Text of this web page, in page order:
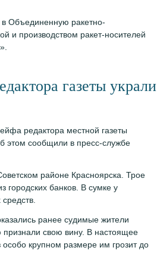
Объединенную ракетно-
и производством ракет-носителей
газеты украли
редактора местной газеты
этом сообщили в пресс-службе
районе Красноярска. Трое
городских банков. В сумке у
ранее судимые жители
признали свою вину. В настоящее
крупном размере им грозит до